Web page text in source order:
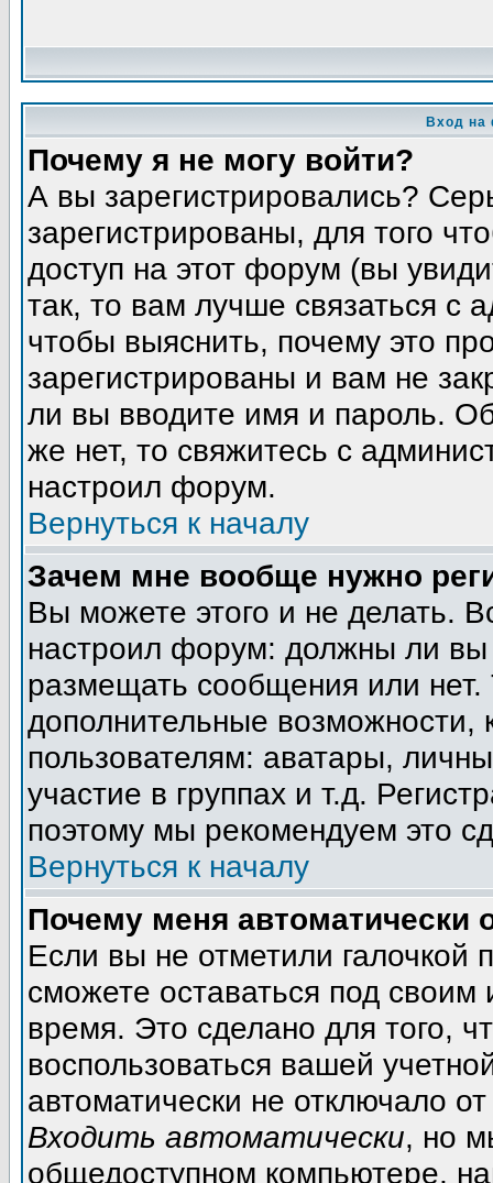
Вход на
Почему я не могу войти?
А вы зарегистрировались?
зарегистрированы, для того
доступ на этот форум (вы
так, то вам лучше связаться с
чтобы выяснить, почему это
зарегистрированы и вам не
ли вы вводите имя и пароль.
же нет, то свяжитесь с
настроил форум.
Вернуться к началу
Зачем мне вообще нужно
Вы можете этого и не делать.
настроил форум: должны ли вы
размещать сообщения или
дополнительные
пользователям: аватары,
участие в группах и т.д.
поэтому мы рекомендуем это
Вернуться к началу
Почему меня автоматически
Если вы не отметили галочкой
сможете оставаться под
время. Это сделано для того,
воспользоваться вашей
автоматически не отключало
Входить автоматически, но
общедоступном компьютере,